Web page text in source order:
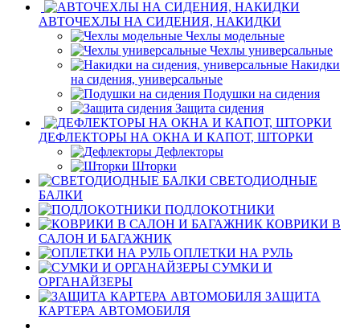
АВТОЧЕХЛЫ НА СИДЕНИЯ, НАКИДКИ
Чехлы модельные
Чехлы универсальные
Накидки
на сидения, универсальные
Подушки на сидения
Защита сидения
ДЕФЛЕКТОРЫ НА ОКНА И КАПОТ, ШТОРКИ
Дефлекторы
Шторки
СВЕТОДИОДНЫЕ
БАЛКИ
ПОДЛОКОТНИКИ
КОВРИКИ В
САЛОН И БАГАЖНИК
ОПЛЕТКИ НА РУЛЬ
СУМКИ И
ОРГАНАЙЗЕРЫ
ЗАЩИТА
КАРТЕРА АВТОМОБИЛЯ